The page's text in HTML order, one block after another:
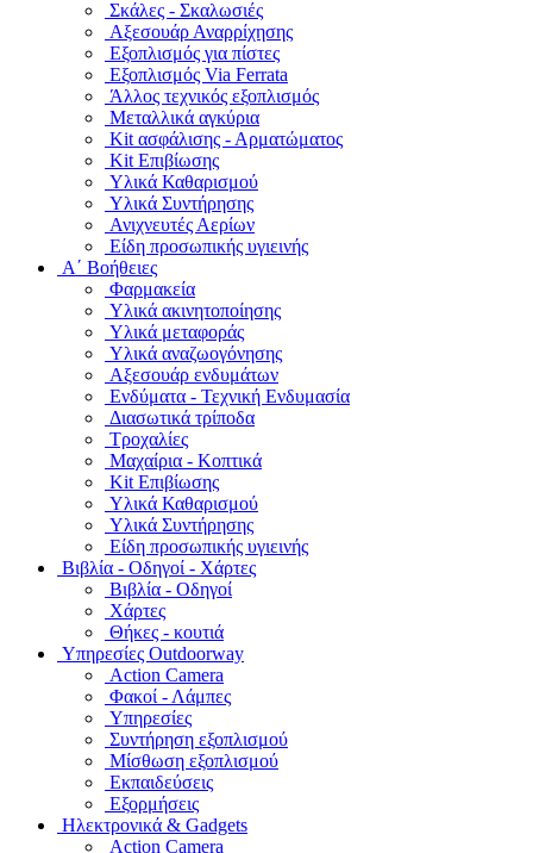
Σκάλες - Σκαλωσιές
Αξεσουάρ Αναρρίχησης
Εξοπλισμός για πίστες
Εξοπλισμός Via Ferrata
Άλλος τεχνικός εξοπλισμός
Μεταλλικά αγκύρια
Kit ασφάλισης - Αρματώματος
Kit Επιβίωσης
Υλικά Καθαρισμού
Υλικά Συντήρησης
Ανιχνευτές Αερίων
Είδη προσωπικής υγιεινής
Α΄ Βοήθειες
Φαρμακεία
Υλικά ακινητοποίησης
Υλικά μεταφοράς
Υλικά αναζωογόνησης
Αξεσουάρ ενδυμάτων
Ενδύματα - Τεχνική Ενδυμασία
Διασωτικά τρίποδα
Τροχαλίες
Μαχαίρια - Κοπτικά
Kit Επιβίωσης
Υλικά Καθαρισμού
Υλικά Συντήρησης
Είδη προσωπικής υγιεινής
Bιβλία - Οδηγοί - Χάρτες
Βιβλία - Οδηγοί
Χάρτες
Θήκες - κουτιά
Υπηρεσίες Outdoorway
Action Camera
Φακοί - Λάμπες
Υπηρεσίες
Συντήρηση εξοπλισμού
Μίσθωση εξοπλισμού
Εκπαιδεύσεις
Εξορμήσεις
Ηλεκτρονικά & Gadgets
Action Camera